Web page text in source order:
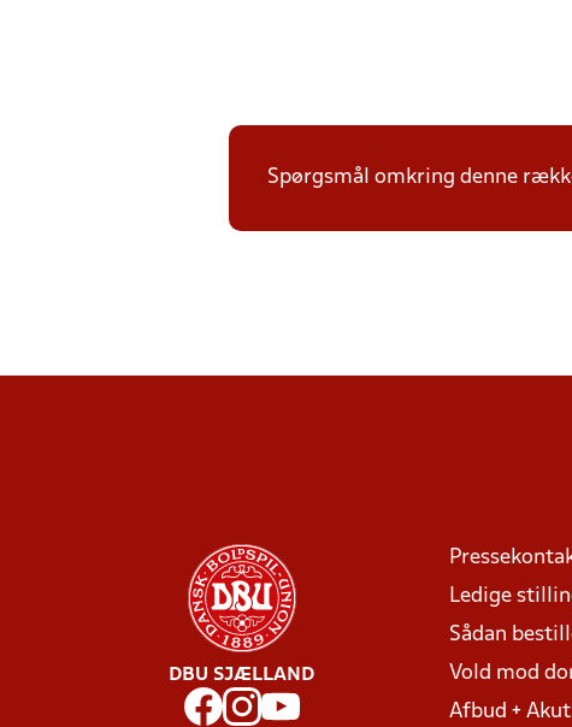
Spørgsmål omkring denne
DBU SJÆLLAND
Ledige
Sådan
Vold mod
Afbud +